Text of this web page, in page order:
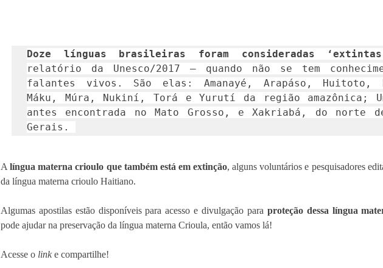
Doze línguas brasileiras foram consideradas
relatório da Unesco/2017 – quando não se tem
falantes vivos. São elas: Amanayé, Arapáso, Huitoto,
Máku, Múra, Nukiní, Torá e Yurutí da região amazônica;
antes encontrada no Mato Grosso, e Xakriabá, do norte
Gerais.
A língua materna crioulo que também está em extinção, alguns voluntários e pesquisadores
da língua materna crioulo Haitiano.
Algumas apostilas estão disponíveis para acesso e divulgação para proteção dessa língua
pode ajudar na preservação da língua materna Crioula, então vamos lá!
Acesse o link e compartilhe!